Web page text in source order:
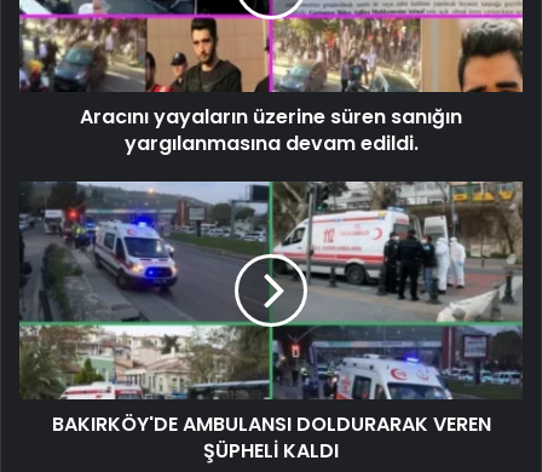
Aracını yayaların üzerine süren sanığın
yargılanmasına devam edildi.
BAKIRKÖY'DE AMBULANSI DOLDURARAK VEREN
ŞÜPHELİ KALDI